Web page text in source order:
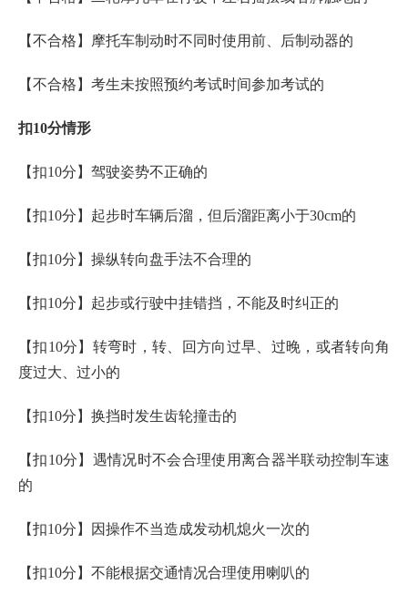
【不合格】摩托车制动时不同时使用前、后制动器的
【不合格】考生未按照预约考试时间参加考试的
扣10分情形
【扣10分】驾驶姿势不正确的
【扣10分】起步时车辆后溜，但后溜距离小于30cm的
【扣10分】操纵转向盘手法不合理的
【扣10分】起步或行驶中挂错挡，不能及时纠正的
【扣10分】转弯时，转、回方向过早、过晚，或者转向角
度过大、过小的
【扣10分】换挡时发生齿轮撞击的
【扣10分】遇情况时不会合理使用离合器半联动控制车速
的
【扣10分】因操作不当造成发动机熄火一次的
【扣10分】不能根据交通情况合理使用喇叭的